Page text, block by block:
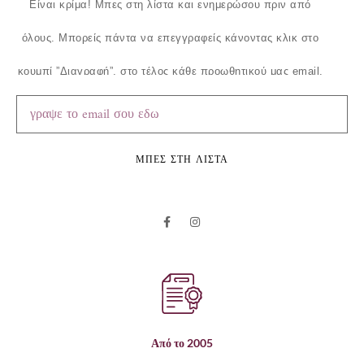
Είναι κρίμα! Μπες στη λίστα και ενημερώσου πριν από
όλους. Μπορείς πάντα να επεγγραφείς κάνοντας κλικ στο
κουμπί ”Διαγραφή”, στο τέλος κάθε προωθητικού μας email.
ΜΠΕΣ ΣΤΗ ΛΙΣΤΑ
Από το 2005